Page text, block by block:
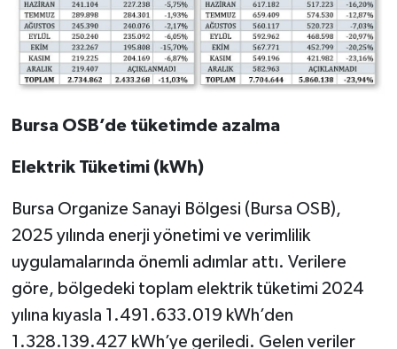
Bursa OSB’de tüketimde azalma
Elektrik Tüketimi (kWh)
Bursa Organize Sanayi Bölgesi (Bursa OSB),
2025 yılında enerji yönetimi ve verimlilik
uygulamalarında önemli adımlar attı. Verilere
göre, bölgedeki toplam elektrik tüketimi 2024
yılına kıyasla 1.491.633.019 kWh’den
1.328.139.427 kWh’ye geriledi. Gelen veriler